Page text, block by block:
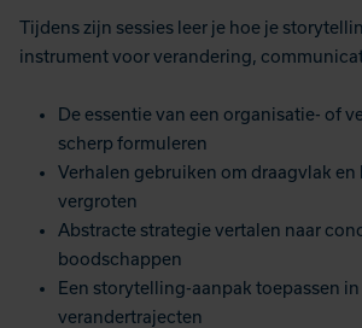
Tijdens zijn sessies leer je hoe je
instrument voor verandering,
De essentie van een organisatie- of
scherp formuleren
Verhalen gebruiken om draagvlak
vergroten
Abstracte strategie vertalen naar
boodschappen
Een storytelling-aanpak toepassen
verandertrajecten